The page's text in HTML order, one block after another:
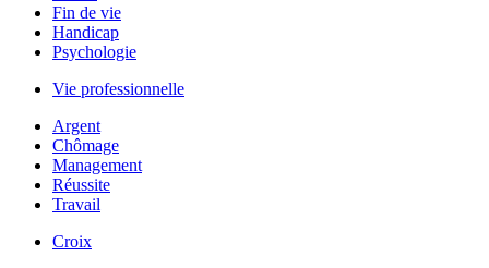
Fin de vie
Handicap
Psychologie
Vie professionnelle
Argent
Chômage
Management
Réussite
Travail
Croix